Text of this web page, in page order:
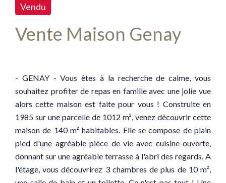
Vendu
Vente Maison Genay
- GENAY - Vous êtes à la recherche de calme, vous
souhaitez profiter de repas en famille avec une jolie vue
alors cette maison est faite pour vous ! Construite en
1985 sur une parcelle de 1012 m², venez découvrir cette
maison de 140 m² habitables. Elle se compose de plain
pied d'une agréable pièce de vie avec cuisine ouverte,
donnant sur une agréable terrasse à l'abri des regards. A
l'étage, vous découvrirez 3 chambres de plus de 10 m²,